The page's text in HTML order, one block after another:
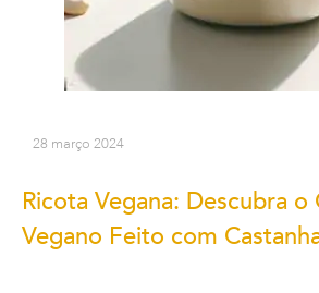
28 março 2024
Ricota Vegana: Descubra o
Vegano Feito com